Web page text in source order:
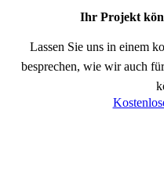
Ihr Projekt
Lassen Sie uns in einem
besprechen, wie wir auch